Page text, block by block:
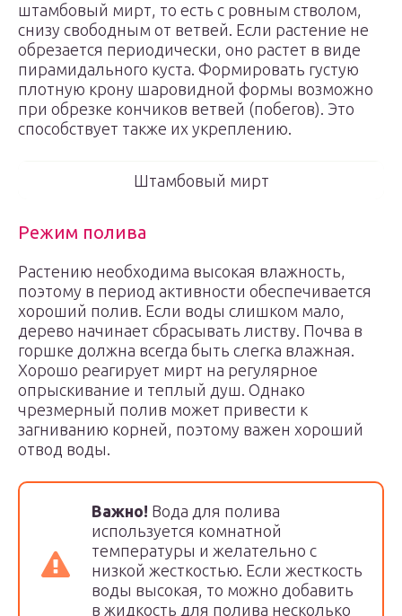
штамбовый мирт, то есть с ровным стволом,
снизу свободным от ветвей. Если растение не
обрезается периодически, оно растет в виде
пирамидального куста. Формировать густую
плотную крону шаровидной формы возможно
при обрезке кончиков ветвей (побегов). Это
способствует также их укреплению.
Штамбовый мирт
Режим полива
Растению необходима высокая влажность,
поэтому в период активности обеспечивается
хороший полив. Если воды слишком мало,
дерево начинает сбрасывать листву. Почва в
горшке должна всегда быть слегка влажная.
Хорошо реагирует мирт на регулярное
опрыскивание и теплый душ. Однако
чрезмерный полив может привести к
загниванию корней, поэтому важен хороший
отвод воды.
Важно! Вода для полива
используется комнатной
температуры и желательно с
низкой жесткостью. Если жесткость
воды высокая, то можно добавить
в жидкость для полива несколько